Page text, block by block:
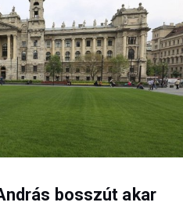
bosszút akar